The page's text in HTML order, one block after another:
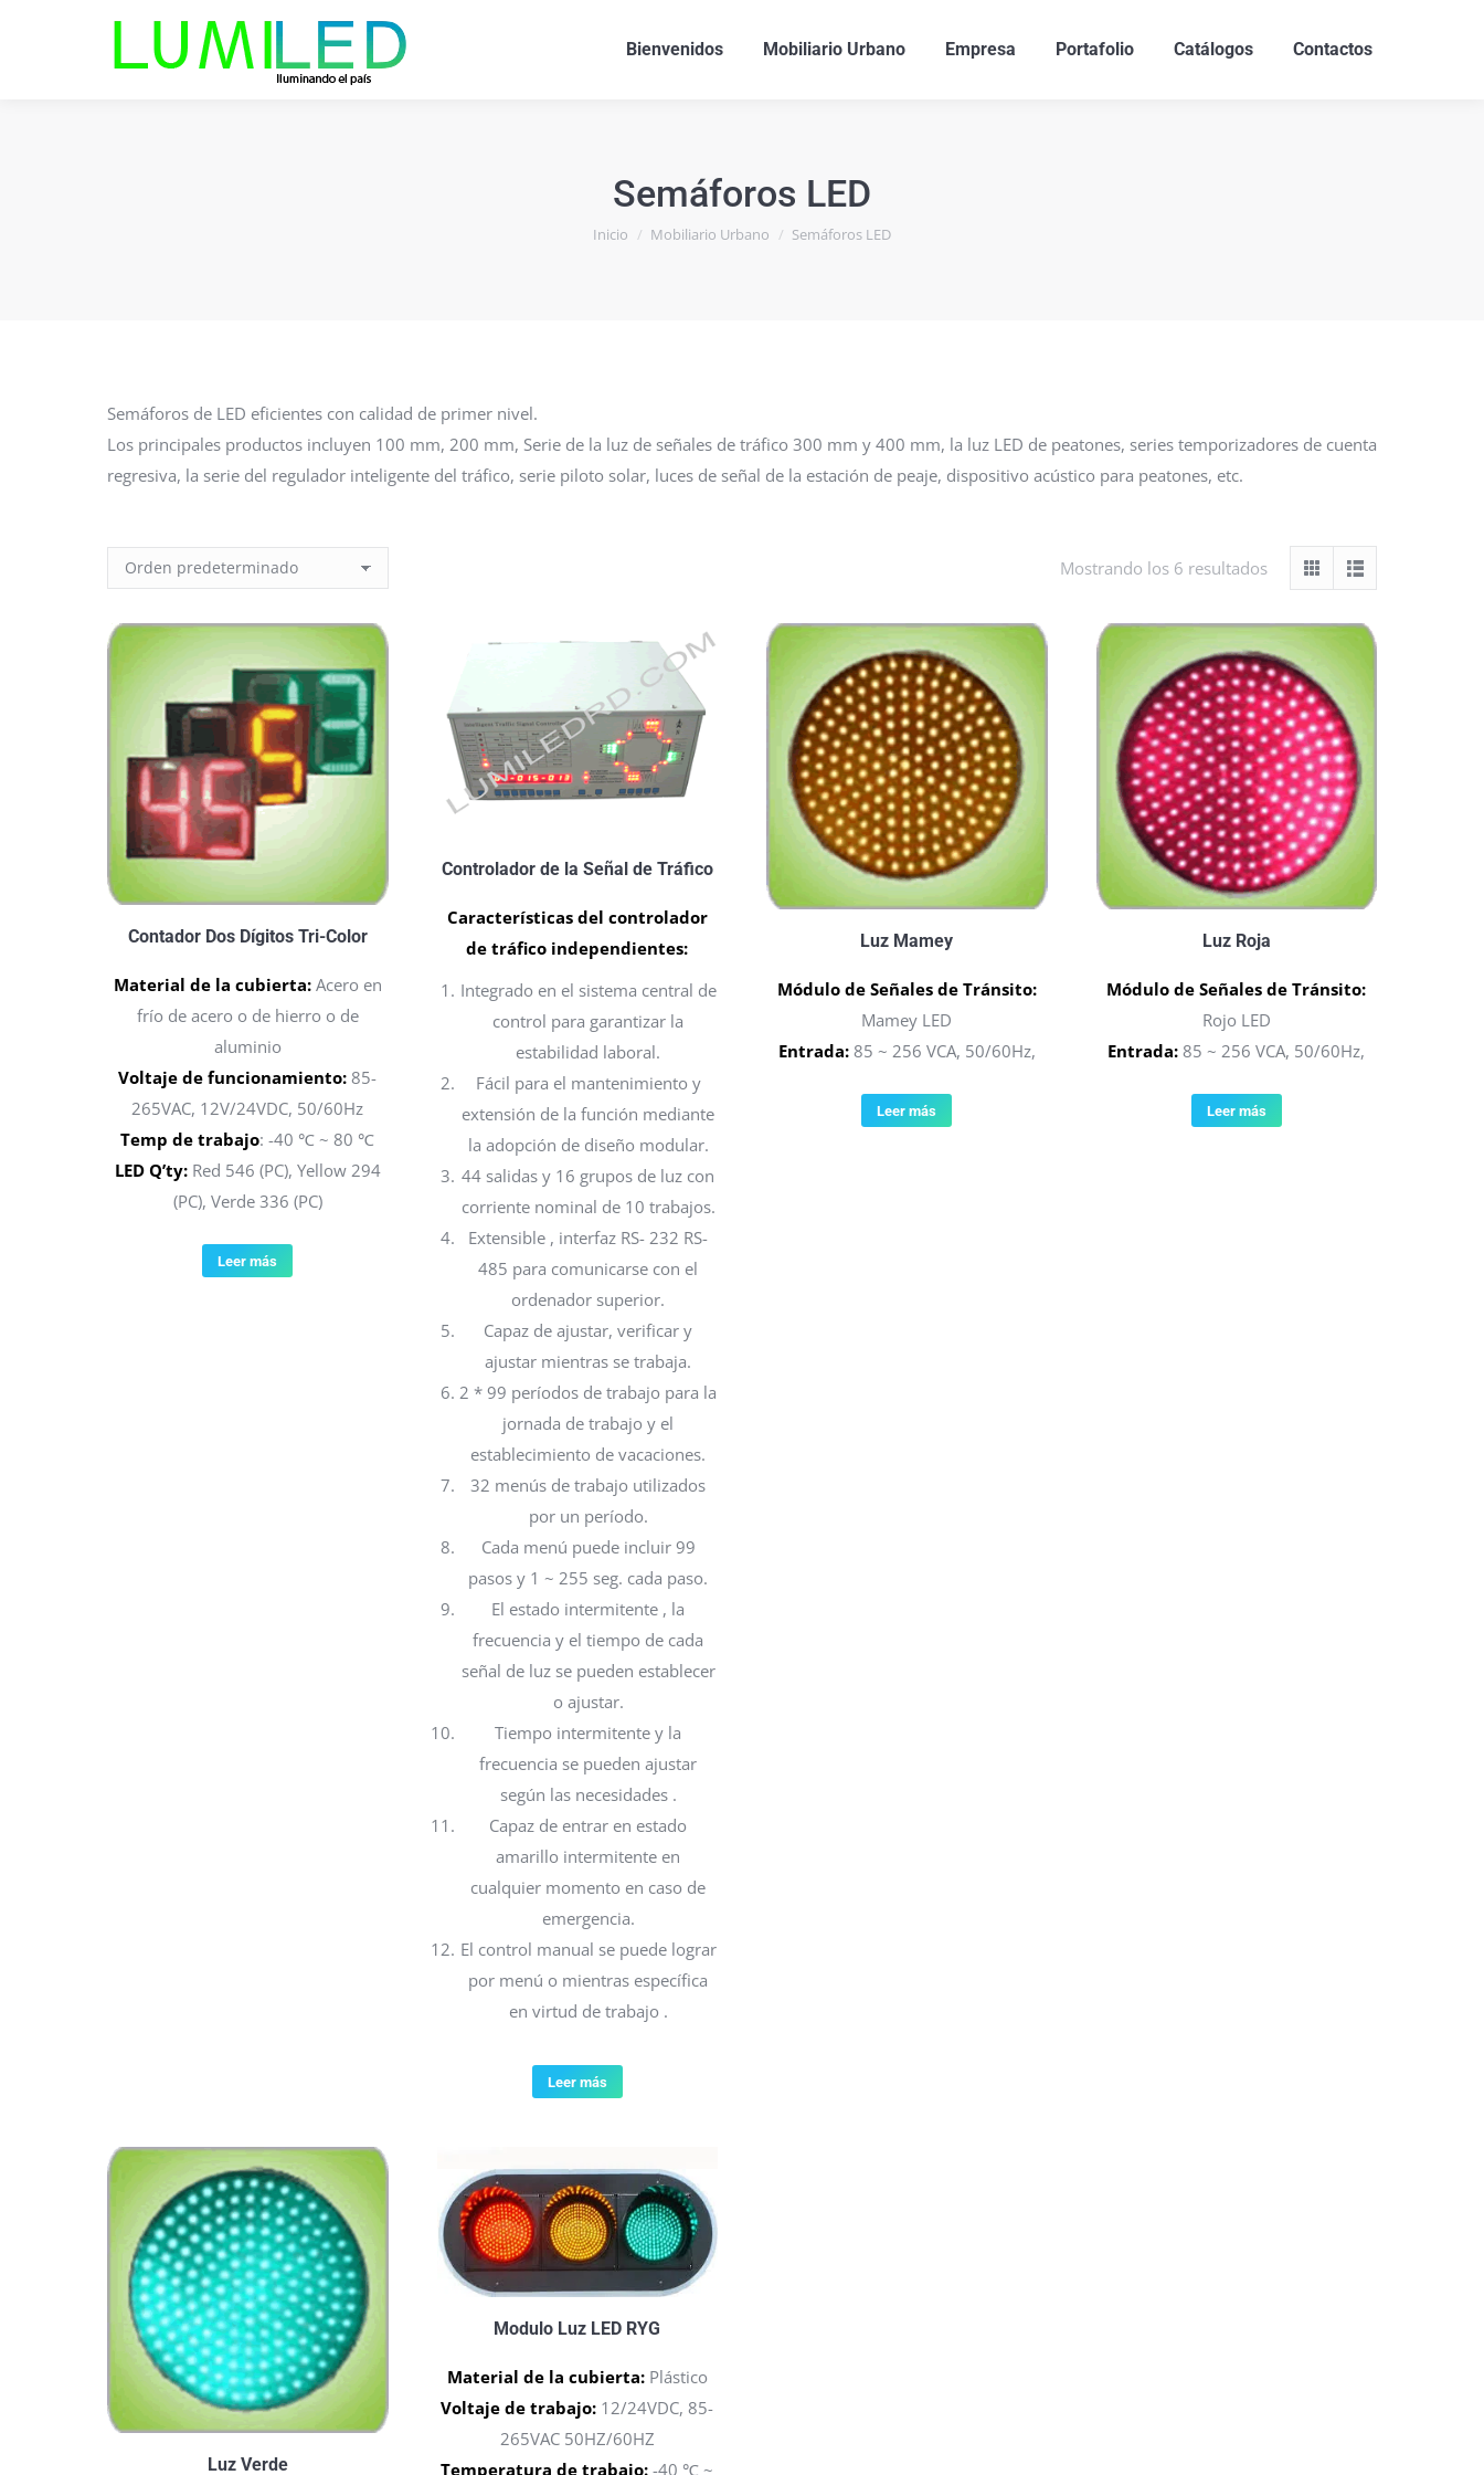
Bienvenidos Mobiliario Urbano Empresa Portafolio Catálogos Contactos
Semáforos LED
Estás aquí:
Inicio Mobiliario Urbano Semáforos LED
Semáforos de LED eficientes con calidad de primer nivel.
Los principales productos incluyen 100 mm, 200 mm, Serie de la luz de señales de tráfico 300 mm y 400 mm, la luz LED de peatones, series temporizadores de cuenta
regresiva, la serie del regulador inteligente del tráfico, serie piloto solar, luces de señal de la estación de peaje, dispositivo acústico para peatones, etc.
Mostrando los 6 resultados
Contador Dos Dígitos Tri-Color
Material de la cubierta:Acero en
frío de acero o de hierro o de
aluminio
Voltaje de funcionamiento: 85-
265VAC, 12V/24VDC, 50/60Hz
Temp de trabajo: -40 ℃ ~ 80 ℃
LED Q’ty:Red 546 (PC), Yellow 294
(PC), Verde 336 (PC)
Leer más
Controlador de la Señal de Tráfico
Características del controlador
de tráfico independientes:
Integrado en el sistema central de
control para garantizar la
estabilidad laboral.
Fácil para el mantenimiento y
extensión de la función mediante
la adopción de diseño modular.
44 salidas y 16 grupos de luz con
corriente nominal de 10 trabajos.
Extensible , interfaz RS- 232 RS-
485 para comunicarse con el
ordenador superior.
Capaz de ajustar, verificar y
ajustar mientras se trabaja.
2 * 99 períodos de trabajo para la
jornada de trabajo y el
establecimiento de vacaciones.
32 menús de trabajo utilizados
por un período.
Cada menú puede incluir 99
pasos y 1 ~ 255 seg. cada paso.
El estado intermitente , la
frecuencia y el tiempo de cada
señal de luz se pueden establecer
o ajustar.
Tiempo intermitente y la
frecuencia se pueden ajustar
según las necesidades .
Capaz de entrar en estado
amarillo intermitente en
cualquier momento en caso de
emergencia.
El control manual se puede lograr
por menú o mientras específica
en virtud de trabajo .
Leer más
Luz Mamey
Módulo de Señales de Tránsito:
Mamey LED
Entrada:85 ~ 256 VCA, 50/60Hz,
Leer más
Luz Roja
Módulo de Señales de Tránsito:
Rojo LED
Entrada: 85 ~ 256 VCA, 50/60Hz,
Leer más
Luz Verde
Modulo Luz LED RYG
Material de la cubierta:Plástico
Voltaje de trabajo: 12/24VDC, 85-
265VAC 50HZ/60HZ
Temperatura de trabajo: -40 ℃ ~